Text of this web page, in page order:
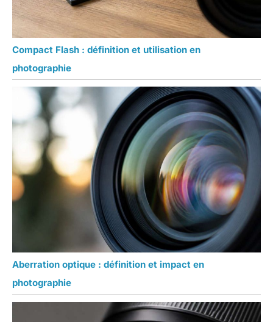
Compact Flash : définition et utilisation en
photographie
Aberration optique : définition et impact en
photographie